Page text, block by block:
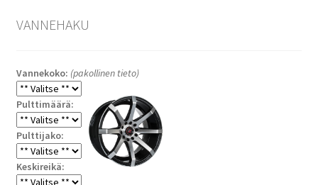
VANNEHAKU
Vannekoko: (pakollinen tieto)
Pulttimäärä:
Pulttijako:
Keskireikä: